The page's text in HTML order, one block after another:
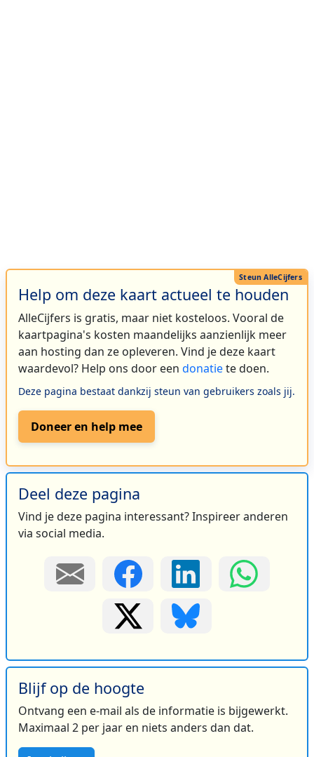
Help om deze kaart actueel te houden
AlleCijfers is gratis, maar niet kosteloos. Vooral de
kaartpagina's kosten maandelijks aanzienlijk meer
aan hosting dan ze opleveren. Vind je deze kaart
waardevol? Help ons door een donatiete doen.
Deze pagina bestaat dankzij steun van gebruikers zoals jij.
Doneer en help mee
Deel deze pagina
Vind je deze pagina interessant? Inspireer anderen
via social media.
Blijf op de hoogte
Ontvang een e-mail als de informatie is bijgewerkt.
Maximaal 2 per jaar en niets anders dan dat.